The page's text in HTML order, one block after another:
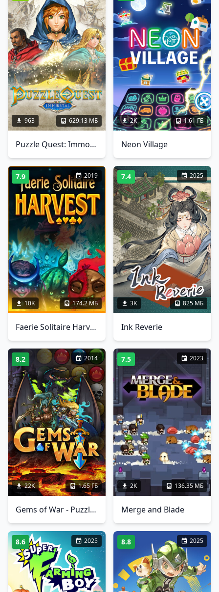
963 629.13 МБ
Puzzle Quest: Immortal Edition
2K 1.61 ГБ
Neon Village
7.9 2019
10K 174.2 МБ
Faerie Solitaire Harvest
7.4 2025
3K 825 МБ
Ink Reverie
8.2 2014
22K 1.65 ГБ
Gems of War - Puzzle RPG
7.5 2023
2K 136.35 МБ
Merge and Blade
8.6 2025 8.8 2025